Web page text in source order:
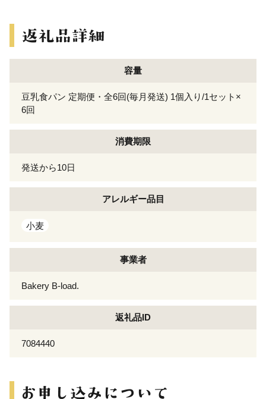
容量
豆乳食パン 定期便・全6回(毎月発送) 1個入り/1セット×
6回
消費期限
発送から10日
アレルギー品目
小麦
事業者
Bakery B-load.
返礼品ID
7084440